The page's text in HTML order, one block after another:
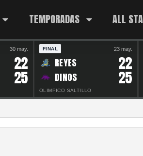
TEMPORADAS ALL
30 may.
22
25
FINAL 23 may.
REYES 22
DINOS 25
OLIMPICO SALTILLO